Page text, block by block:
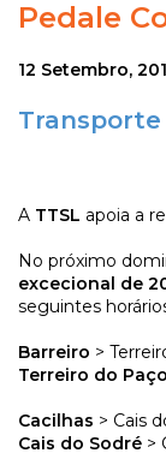
Pedale
12 Setembro,
A TTSL apoia a
No próximo
excecional de
seguintes
Barreiro >
Terreiro do Paço
Cacilhas > Cais
Cais do Sodré >